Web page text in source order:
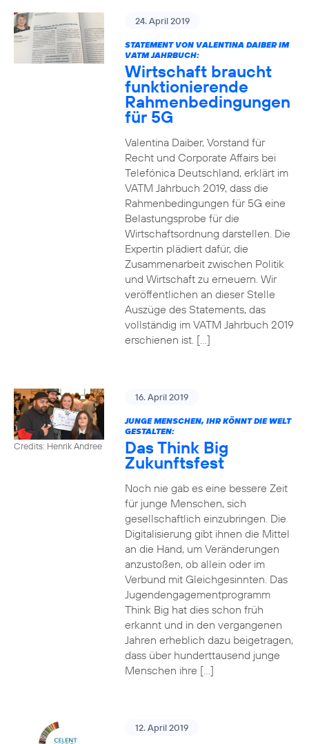
24. April 2019
STATEMENT VON VALENTINA DAIBER IM
VATM JAHRBUCH:
Wirtschaft braucht
funktionierende
Rahmenbedingungen
für 5G
Valentina Daiber, Vorstand für
Recht und Corporate Affairs bei
Telefónica Deutschland, erklärt im
VATM Jahrbuch 2019, dass die
Rahmenbedingungen für 5G eine
Belastungsprobe für die
Wirtschaftsordnung darstellen. Die
Expertin plädiert dafür, die
Zusammenarbeit zwischen Politik
und Wirtschaft zu erneuern. Wir
veröffentlichen an dieser Stelle
Auszüge des Statements, das
vollständig im VATM Jahrbuch 2019
erschienen ist. […]
Credits: Henrik Andree
16. April 2019
JUNGE MENSCHEN, IHR KÖNNT DIE WELT
GESTALTEN:
Das Think Big
Zukunftsfest
Noch nie gab es eine bessere Zeit
für junge Menschen, sich
gesellschaftlich einzubringen. Die
Digitalisierung gibt ihnen die Mittel
an die Hand, um Veränderungen
anzustoßen, ob allein oder im
Verbund mit Gleichgesinnten. Das
Jugendengagementprogramm
Think Big hat dies schon früh
erkannt und in den vergangenen
Jahren erheblich dazu beigetragen,
dass über hunderttausend junge
Menschen ihre […]
12. April 2019